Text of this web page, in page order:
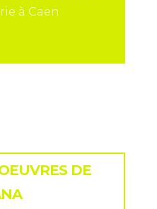
à Caen
DE